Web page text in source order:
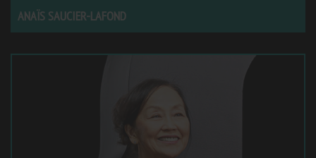
ANAÏS SAUCIER-LAFOND